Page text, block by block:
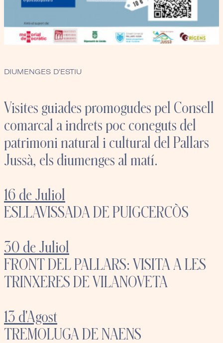
DIUMENGES D'ESTIU
Visites guiades promogudes pel Consell
comarcal a indrets poc coneguts del
patrimoni natural i cultural del Pallars
Jussà, els diumenges al matí.
16 de Juliol
ESLLAVISSADA DE PUIGCERCÒS
30 de Juliol
FRONT DEL PALLARS: VISITA A LES
TRINXERES DE VILANOVETA
13 d'Agost
TREMOLUGA DE NAENS